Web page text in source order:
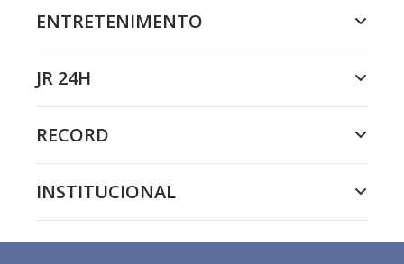
ENTRETENIMENTO
JR 24H
RECORD
INSTITUCIONAL